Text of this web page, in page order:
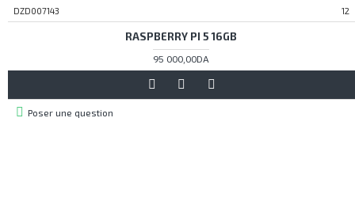
DZD007143 12
RASPBERRY PI 5 16GB
95 000,00DA
Poser une question